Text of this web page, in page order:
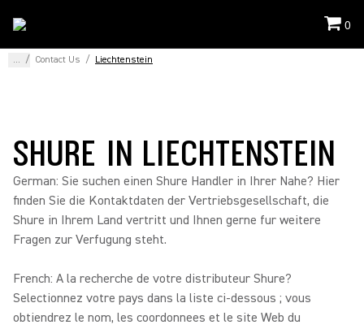
0
... / Contact Us / Liechtenstein
SHURE IN LIECHTENSTEIN
German: Sie suchen einen Shure Handler in Ihrer Nahe? Hier
finden Sie die Kontaktdaten der Vertriebsgesellschaft, die
Shure in Ihrem Land vertritt und Ihnen gerne fur weitere
Fragen zur Verfugung steht.
French: A la recherche de votre distributeur Shure?
Selectionnez votre pays dans la liste ci-dessous ; vous
obtiendrez le nom, les coordonnees et le site Web du